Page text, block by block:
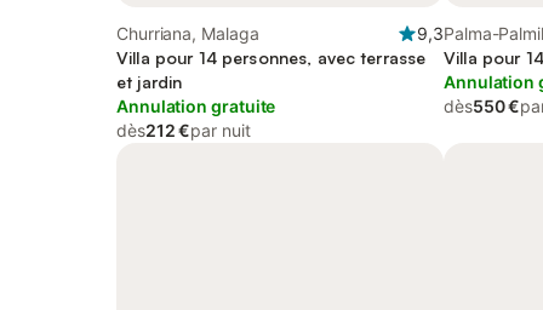
Churriana, Malaga
9,3
Villa pour 14 personnes, avec terrasse
et jardin
Annulation gratuite
dès212 €par nuit
Palma-
Villa pour
Annulation
dès550 €